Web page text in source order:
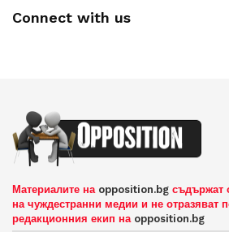
Connect with us
Материалите на opposition.bg съдържат
на чуждестранни медии и не отразяват
редакционния екип на opposition.bg